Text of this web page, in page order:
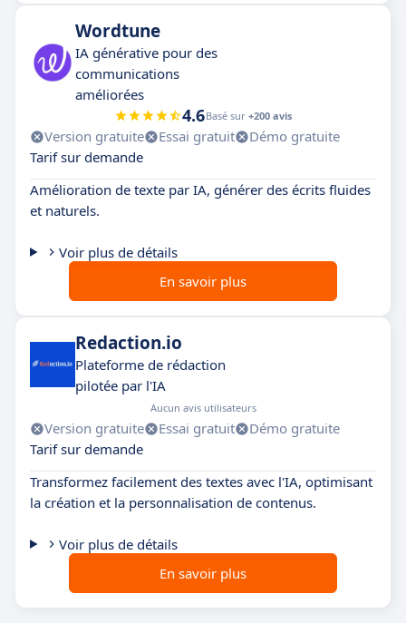
Wordtune
IA générative pour des
communications
améliorées
4.6Basé sur +200 avis
Version gratuite Essai gratuit
Démo gratuite
Tarif sur demande
Amélioration de texte par IA, générer des écrits fluides
et naturels.
Voir plus de détails
En savoir plus
Redaction.io
Plateforme de rédaction
pilotée par l'IA
Aucun avis utilisateurs
Version gratuite Essai gratuit
Démo gratuite
Tarif sur demande
Transformez facilement des textes avec l'IA, optimisant
la création et la personnalisation de contenus.
Voir plus de détails
En savoir plus